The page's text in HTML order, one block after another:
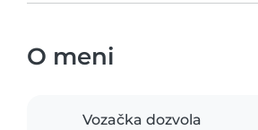
O meni
Vozačka dozvola